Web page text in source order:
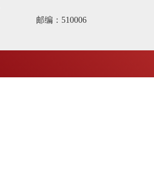
邮编：510006